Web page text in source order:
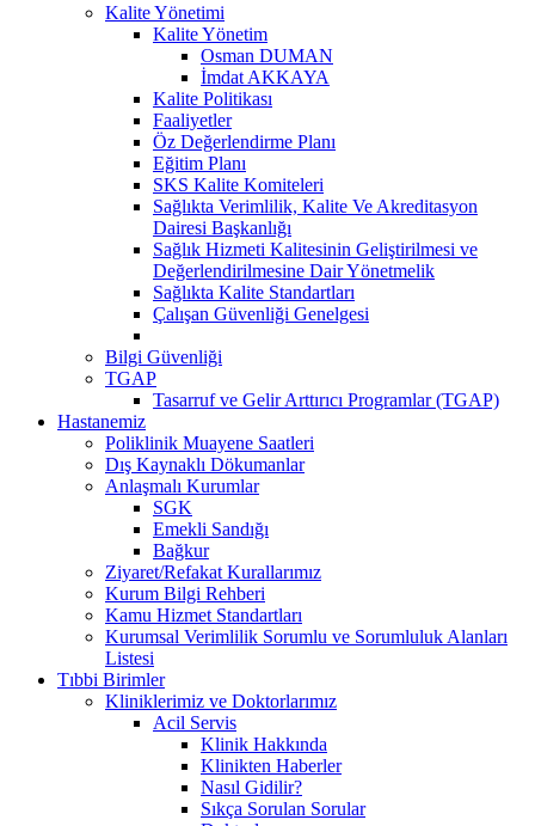
Kalite Yönetimi
Kalite Yönetim
Osman DUMAN
İmdat AKKAYA
Kalite Politikası
Faaliyetler
Öz Değerlendirme Planı
Eğitim Planı
SKS Kalite Komiteleri
Sağlıkta Verimlilik, Kalite Ve Akreditasyon
Dairesi Başkanlığı
Sağlık Hizmeti Kalitesinin Geliştirilmesi ve
Değerlendirilmesine Dair Yönetmelik
Sağlıkta Kalite Standartları
Çalışan Güvenliği Genelgesi
Bilgi Güvenliği
TGAP
Tasarruf ve Gelir Arttırıcı Programlar (TGAP)
Hastanemiz
Poliklinik Muayene Saatleri
Dış Kaynaklı Dökumanlar
Anlaşmalı Kurumlar
SGK
Emekli Sandığı
Bağkur
Ziyaret/Refakat Kurallarımız
Kurum Bilgi Rehberi
Kamu Hizmet Standartları
Kurumsal Verimlilik Sorumlu ve Sorumluluk Alanları
Listesi
Tıbbi Birimler
Kliniklerimiz ve Doktorlarımız
Acil Servis
Klinik Hakkında
Klinikten Haberler
Nasıl Gidilir?
Sıkça Sorulan Sorular